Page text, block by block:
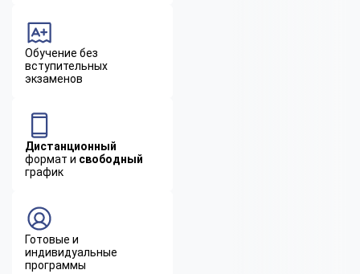
Обучение без
вступительных
экзаменов
Дистанционный
формат и свободный
график
Готовые и
индивидуальные
программы